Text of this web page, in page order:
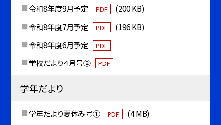
令和8年度9月予定 PDF
(200 KB)
令和8年度7月予定
PDF
(196 KB)
令和8年度6月予定
PDF
学校だより４月号② PDF
学年だより
学年だより夏休み号① PDF
(4 MB)